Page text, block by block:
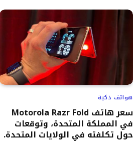
هواتف ذكية
سعر هاتف Motorola Razr Fold
في المملكة المتحدة، وتوقعات
حول تكلفته في الولايات المتحدة.